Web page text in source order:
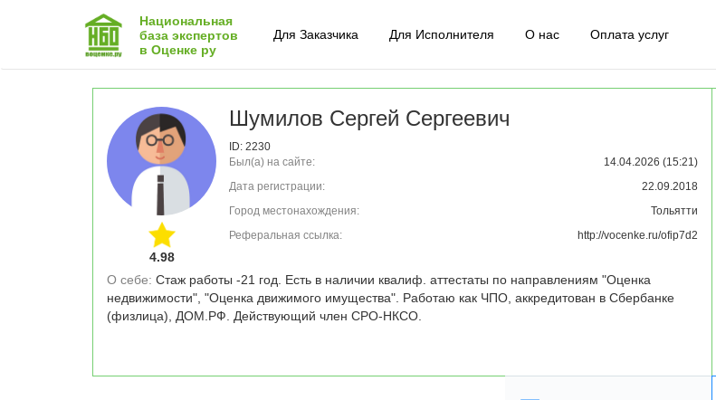
Национальная
база экспертов
в Оценке ру
Для Заказчика Для Исполнителя О нас Оплата услуг
4.98
Шумилов Сергей Сергеевич
ID: 2230
Был(а) на сайте:
14.04.2026 (15:21)
Дата регистрации:
22.09.2018
Город местонахождения:
Тольятти
Реферальная ссылка:
http://vocenke.ru/ofip7d2
О себе: Стаж работы -21 год. Есть в наличии квалиф. аттестаты по направлениям "Оценка
недвижимости", "Оценка движимого имущества". Работаю как ЧПО, аккредитован в Сбербанке
(физлица), ДОМ.РФ. Действующий член СРО-НКСО.